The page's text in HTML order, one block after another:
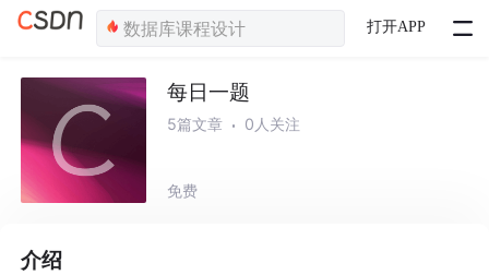
打开APP
每日一题
5篇文章 0人关注
免费
介绍